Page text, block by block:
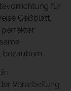
für
Geißblatt,
bezaubern.
Verarbeitung